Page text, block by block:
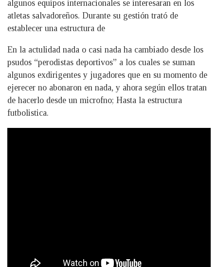
algunos equipos internacionales se interesaran en los
atletas salvadoreños. Durante su gestión trató de
establecer una estructura de
En la actulidad nada o casi nada ha cambiado desde los
psudos “perodistas deportivos” a los cuales se suman
algunos exdirigentes y jugadores que en su momento de
ejerecer no abonaron en nada, y ahora según ellos tratan
de hacerlo desde un microfno; Hasta la estructura
futbolistica.